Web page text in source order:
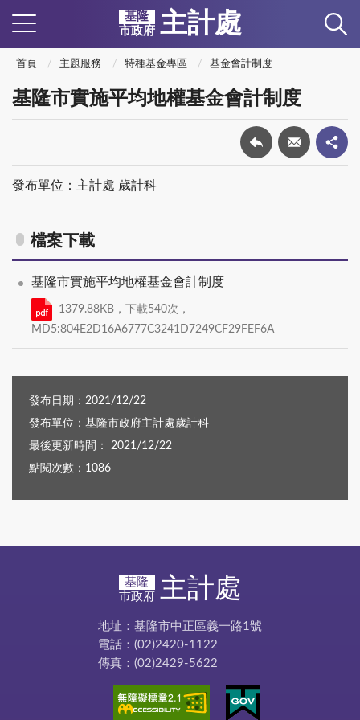
基隆
市政府 主計處
首頁 主題服務 特種基金專區 基金會計制度
基隆市實施平均地權基金會計制度
發布單位：主計處 歲計科
檔案下載
基隆市實施平均地權基金會計制度
1379.88KB，下載540次，
MD5:804E2D16A6777C3241D7249CF29FEF6A
發布日期：2021/12/22
發布單位：基隆市政府主計處歲計科
最後更新時間： 2021/12/22
點閱次數：1086
基隆
市政府 主計處
地址：基隆市中正區義一路1號
電話：(02)2420-1122
傳真：(02)2429-5622